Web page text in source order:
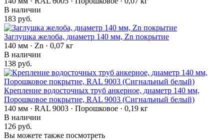
В наличии
183 руб.
Заглушка желоба, диаметр 140 мм, Zn покрытие
140 мм · Zn · 0,07 кг
В наличии
138 руб.
Крепление водосточных труб анкерное, диаметр 140 мм,
Порошковое покрытие, RAL 9003 (Сигнальный белый)
140 мм · RAL 9003 · Порошковое · 0,19 кг
В наличии
126 руб.
Вы можете также посмотреть